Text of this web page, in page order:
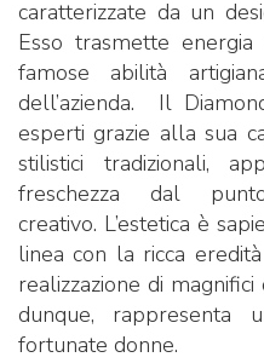
caratterizzate da un
Esso trasmette
famose abilità
dell’azienda. Il
esperti grazie alla sua
stilistici tradizionali,
freschezza dal
creativo. L’estetica è
linea con la ricca
realizzazione di
dunque,
fortunate donne.